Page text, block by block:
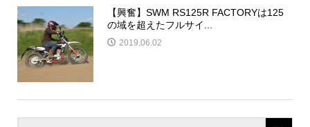
【興奮】SWM RS125R FACTORYは125
の域を超えたフルサイ...
2019.06.02